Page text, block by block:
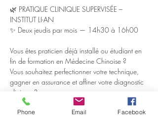
🌿 PRATIQUE CLINIQUE SUPERVISÉE –
INSTITUT LI-AN
✨ Deux jeudis par mois — 14h30 à 16h00
Vous êtes praticien déjà installé ou étudiant en
fin de formation en Médecine Chinoise ?
Vous souhaitez perfectionner votre technique,
gagner en assurance et affiner votre diagnostic
clinique ?
L’Institut Li-An ouvre ses portes pour des sessions
Phone Email Facebook